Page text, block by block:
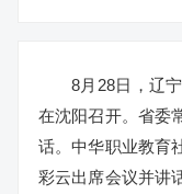
8月28日，辽
在沈阳召开。省委
话。中华职业教育
彩云出席会议并讲